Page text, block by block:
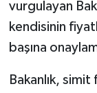
vurgulayan
kendisinin
başına
Bakanlık,